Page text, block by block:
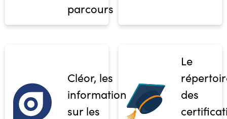
parcours
Cléor, les
informations
sur les
Le
des